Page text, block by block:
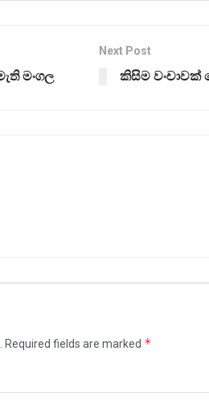
මංගල
Next Post
කිසිම
Required fields are marked *